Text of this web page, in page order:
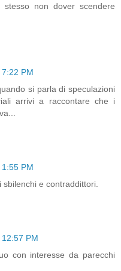
non dover scendere
PM
si parla di speculazioni
arrivi a raccontare che i
PM
e contraddittori.
PM
con interesse da parecchi